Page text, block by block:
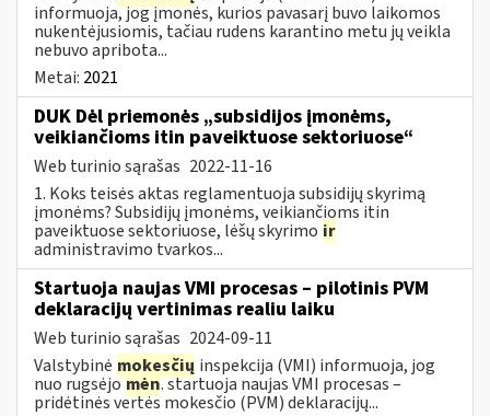
informuoja, jog įmonės, kurios pavasarį buvo laikomos
nukentėjusiomis, tačiau rudens karantino metu jų veikla
nebuvo apribota...
Metai: 2021
DUK Dėl priemonės „subsidijos įmonėms,
veikiančioms itin paveiktuose sektoriuose“
Web turinio sąrašas 2022-11-16
1. Koks teisės aktas reglamentuoja subsidijų skyrimą
įmonėms? Subsidijų įmonėms, veikiančioms itin
paveiktuose sektoriuose, lėšų skyrimo ir
administravimo tvarkos...
Startuoja naujas VMI procesas – pilotinis PVM
deklaracijų vertinimas realiu laiku
Web turinio sąrašas 2024-09-11
Valstybinė mokesčių inspekcija (VMI) informuoja, jog
nuo rugsėjomėn. startuoja naujas VMI procesas –
pridėtinės vertės mokesčio (PVM) deklaracijų...